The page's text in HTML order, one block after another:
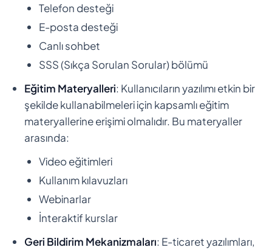
Telefon desteği
E-posta desteği
Canlı sohbet
SSS (Sıkça Sorulan Sorular) bölümü
Eğitim Materyalleri: Kullanıcıların yazılımı etkin bir
şekilde kullanabilmeleri için kapsamlı eğitim
materyallerine erişimi olmalıdır. Bu materyaller
arasında:
Video eğitimleri
Kullanım kılavuzları
Webinarlar
İnteraktif kurslar
Geri Bildirim Mekanizmaları: E-ticaret yazılımları,